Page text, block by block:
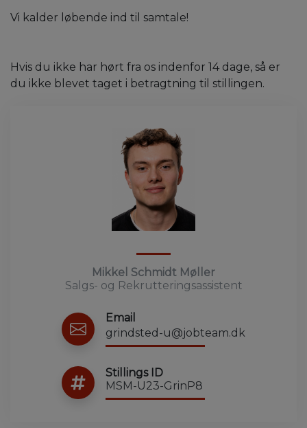
Vi kalder løbende ind til samtale!
Hvis du ikke har hørt fra os indenfor 14 dage, så er
du ikke blevet taget i betragtning til stillingen.
Mikkel Schmidt Møller
Salgs- og Rekrutteringsassistent
Email
grindsted-u@jobteam.dk
Stillings ID
MSM-U23-GrinP8